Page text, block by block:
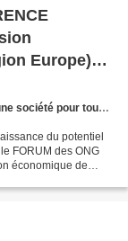
Europe)
pour tous les âges
du potentiel
FORUM des ONG
économique de